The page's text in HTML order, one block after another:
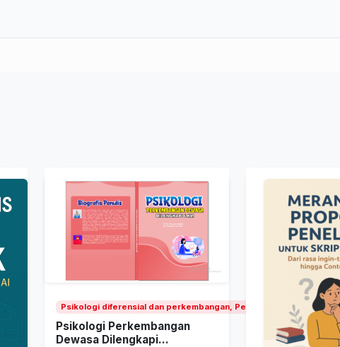
Psikologi diferensial dan perkembangan, Pendidikan tinggi dan
Psikologi Perkembangan
Dewasa Dilengkapi...